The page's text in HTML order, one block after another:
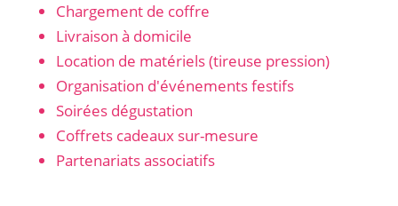
Chargement de coffre
Livraison à domicile
Location de matériels (tireuse pression)
Organisation d'événements festifs
Soirées dégustation
Coffrets cadeaux sur-mesure
Partenariats associatifs